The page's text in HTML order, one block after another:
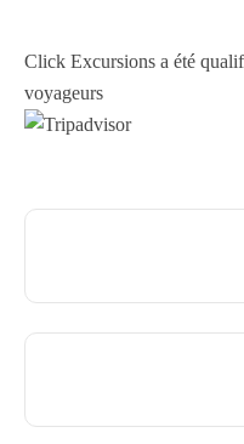
Click Excursions a été
voyageurs